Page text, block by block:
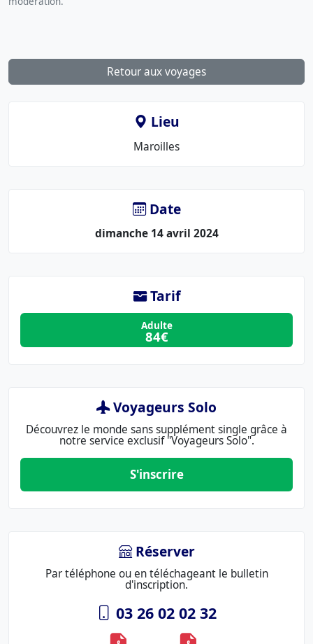
Retour aux voyages
Lieu
Le
Maroilles
Date
dimanche 14 avril 2024
Tarif
Adulte
84€
Voyageurs Solo
Découvrez le monde sans supplément single grâce à
notre service exclusif "Voyageurs Solo".
S'inscrire
Réserver
Par téléphone ou en téléchageant le bulletin
d'inscription.
03 26 02 02 32